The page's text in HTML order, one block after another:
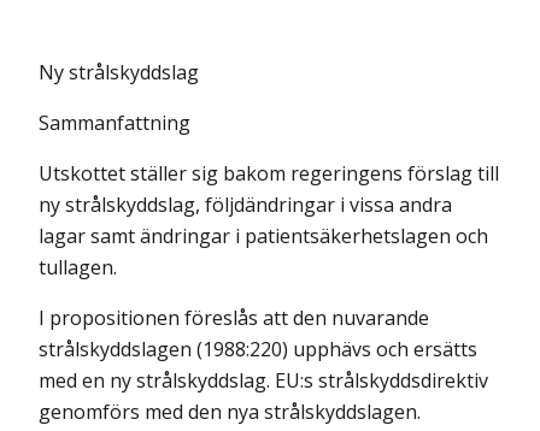
Ny strålskyddslag
Sammanfattning
Utskottet ställer sig bakom regeringens förslag till
ny strålskyddslag, följdändringar i vissa andra
lagar samt ändringar i patientsäkerhetslagen och
tullagen.
I propositionen föreslås att den nuvarande
strålskyddslagen (1988:220) upphävs och ersätts
med en ny strålskyddslag. EU:s strålskyddsdirektiv
genomförs med den nya strålskyddslagen.